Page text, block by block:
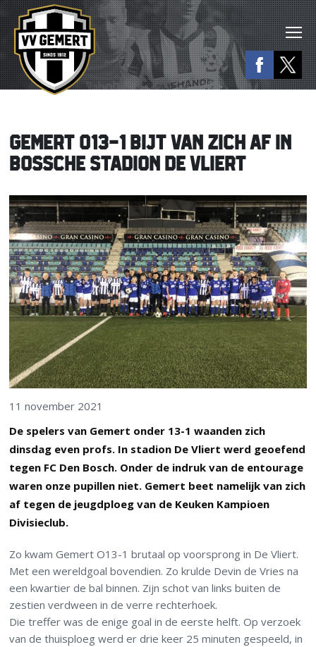
GEMERT O13-1 BIJT VAN ZICH AF IN
BOSSCHE STADION DE VLIERT
11 november 2021
De spelers van Gemert onder 13-1 waanden zich
dinsdag even profs. In stadion De Vliert werd geoefend
tegen FC Den Bosch. Onder de indruk van de entourage
waren onze pupillen niet. Gemert beet namelijk van zich
af tegen de jeugdploeg van de Keuken Kampioen
Divisieclub.
Zo kwam Gemert O13-1 brutaal op voorsprong in De Vliert.
Met een wereldgoal bovendien. Zo krulde Devin de Vries na
een kwartier de bal binnen. Zijn schot van links buiten de
zestien verdween in de verre rechterhoek.
Die treffer was de enige goal in de eerste helft. Op verzoek
van de thuisploeg werd er drie keer 25 minuten gespeeld, in